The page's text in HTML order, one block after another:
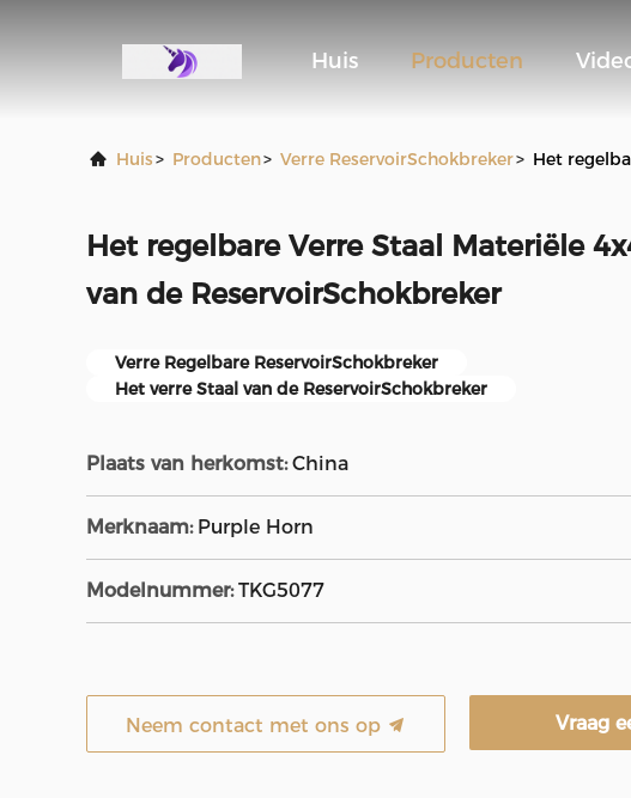
Huis Producten
Huis> Producten> Verre ReservoirSchokbreker> Het
Het regelbare Verre Staal Materiële
van de ReservoirSchokbreker
Verre Regelbare ReservoirSchokbreker
Het verre Staal van de ReservoirSchokbreker
Plaats van herkomst: China
Merknaam: Purple Horn
Modelnummer: TKG5077
Neem contact met ons op Vraag